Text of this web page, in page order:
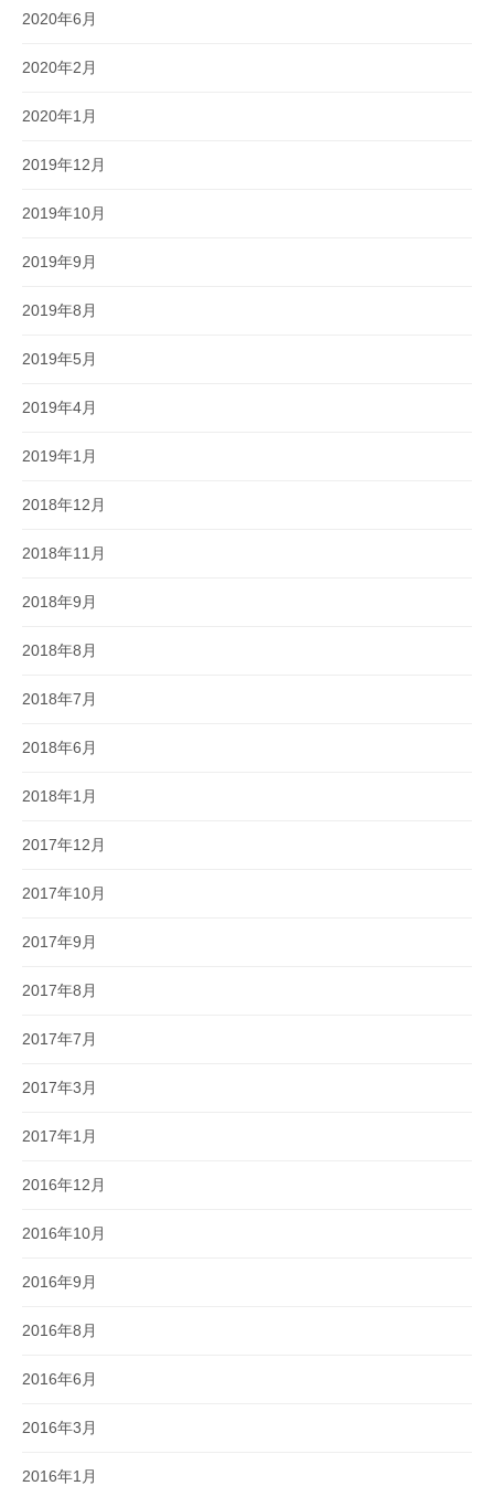
2020年6月
2020年2月
2020年1月
2019年12月
2019年10月
2019年9月
2019年8月
2019年5月
2019年4月
2019年1月
2018年12月
2018年11月
2018年9月
2018年8月
2018年7月
2018年6月
2018年1月
2017年12月
2017年10月
2017年9月
2017年8月
2017年7月
2017年3月
2017年1月
2016年12月
2016年10月
2016年9月
2016年8月
2016年6月
2016年3月
2016年1月